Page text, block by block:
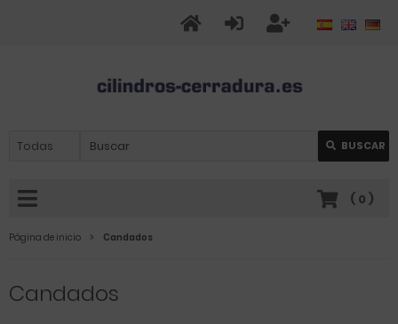
BUSCAR
( 0 )
Página de inicio Candados
Candados